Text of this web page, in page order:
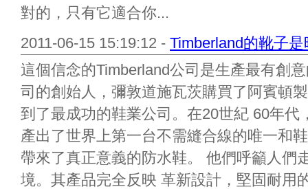
對的，只有它適合你...
2011-06-15 15:19:12 - Timberland的靴子
這個信念的Timberland公司是生產最有創
司的創始人，彌敦道施瓦茨購買了阿賓頓
到了最成功的鞋業公司。在20世紀 60年
產出了世界上第一台不需縫合線的唯一和
帶來了真正意義的防水鞋。 他們呼籲人們
境。其產品完全反映 革新設計，堅固耐用